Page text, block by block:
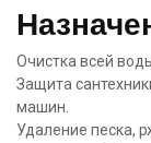
Очистка всей
Защита
машин.
Удаление песка,